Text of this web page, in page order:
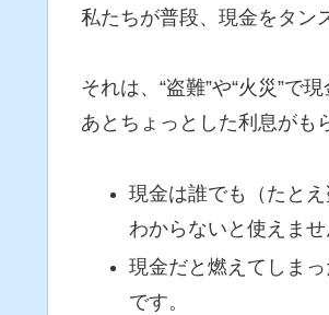
私たちが普段、現金をタン
それは、“盗難”や“火災”で
あとちょっとした利息がも
現金は誰でも（たと
わからないと使えませ
現金だと燃えてしまっ
です。